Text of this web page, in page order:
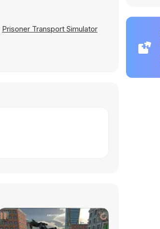
Prisoner Transport Simulator